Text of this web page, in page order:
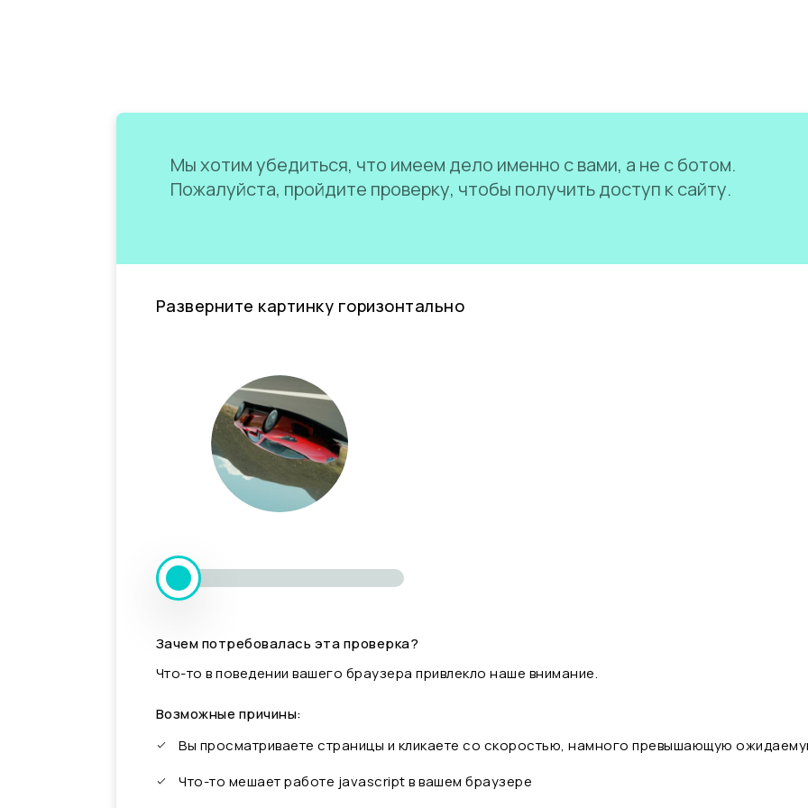
Мы хотим убедиться, что имеем дело именно с вами, а не с ботом.
Пожалуйста, пройдите проверку, чтобы получить доступ к сайту.
Разверните картинку горизонтально
Зачем потребовалась эта проверка?
Что-то в поведении вашего браузера привлекло наше внимание.
Возможные причины:
Вы просматриваете страницы и кликаете со скоростью, намного превышающую
Что-то мешает работе javascript в вашем браузере